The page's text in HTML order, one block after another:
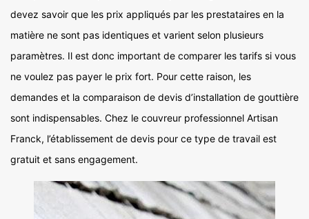
devez savoir que les prix appliqués par les prestataires en la
matière ne sont pas identiques et varient selon plusieurs
paramètres. Il est donc important de comparer les tarifs si vous
ne voulez pas payer le prix fort. Pour cette raison, les
demandes et la comparaison de devis d’installation de gouttière
sont indispensables. Chez le couvreur professionnel Artisan
Franck, l’établissement de devis pour ce type de travail est
gratuit et sans engagement.